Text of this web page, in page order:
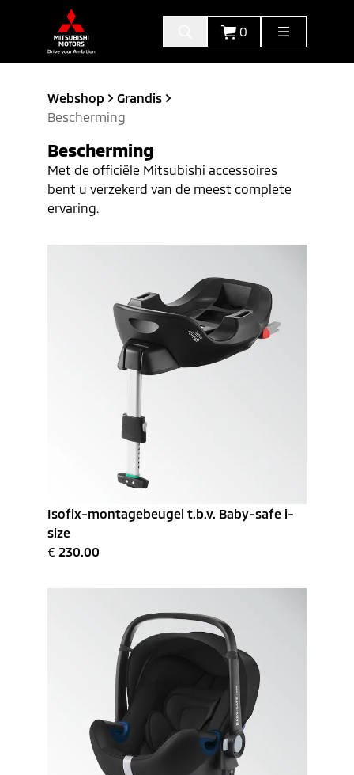
0
Webshop
Grandis
Bescherming
Bescherming
Met de officiële Mitsubishi accessoires
bent u verzekerd van de meest complete
ervaring.
Isofix-montagebeugel t.b.v. Baby-safe i-
size
€ 230.00